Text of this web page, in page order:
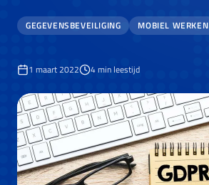
GEGEVENSBEVEILIGING MOBIEL WERKEN
1 maart 2022 4min leestijd